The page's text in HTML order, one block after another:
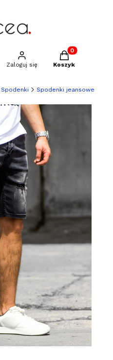
wyszukiwarkę
Zaloguj się
Produkty w
Koszyk
Spodenki Spodenki jeansowe